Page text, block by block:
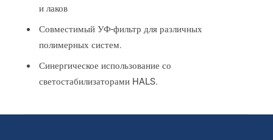
и лаков
Совместимый УФ-фильтр для различных
полимерных систем.
Синергическое использование со
светостабилизаторами HALS.